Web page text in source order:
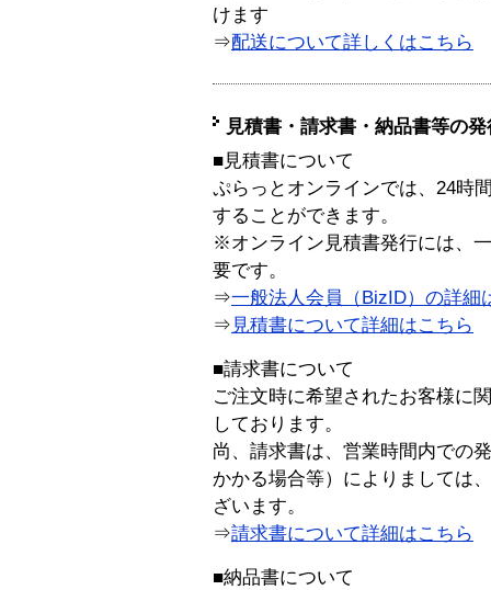
けます
⇒配送について詳しくはこちら
見積書・請求書・納品書等の
■見積書について
ぷらっとオンラインでは、24時
することができます。
※オンライン見積書発行には、
要です。
⇒一般法人会員（BizID）の詳細
⇒ 見積書について詳細はこちら
■請求書について
ご注文時に希望されたお客様に
しております。
尚、請求書は、営業時間内での
かかる場合等）によりましては
ざいます。
⇒請求書について詳細はこちら
■納品書について